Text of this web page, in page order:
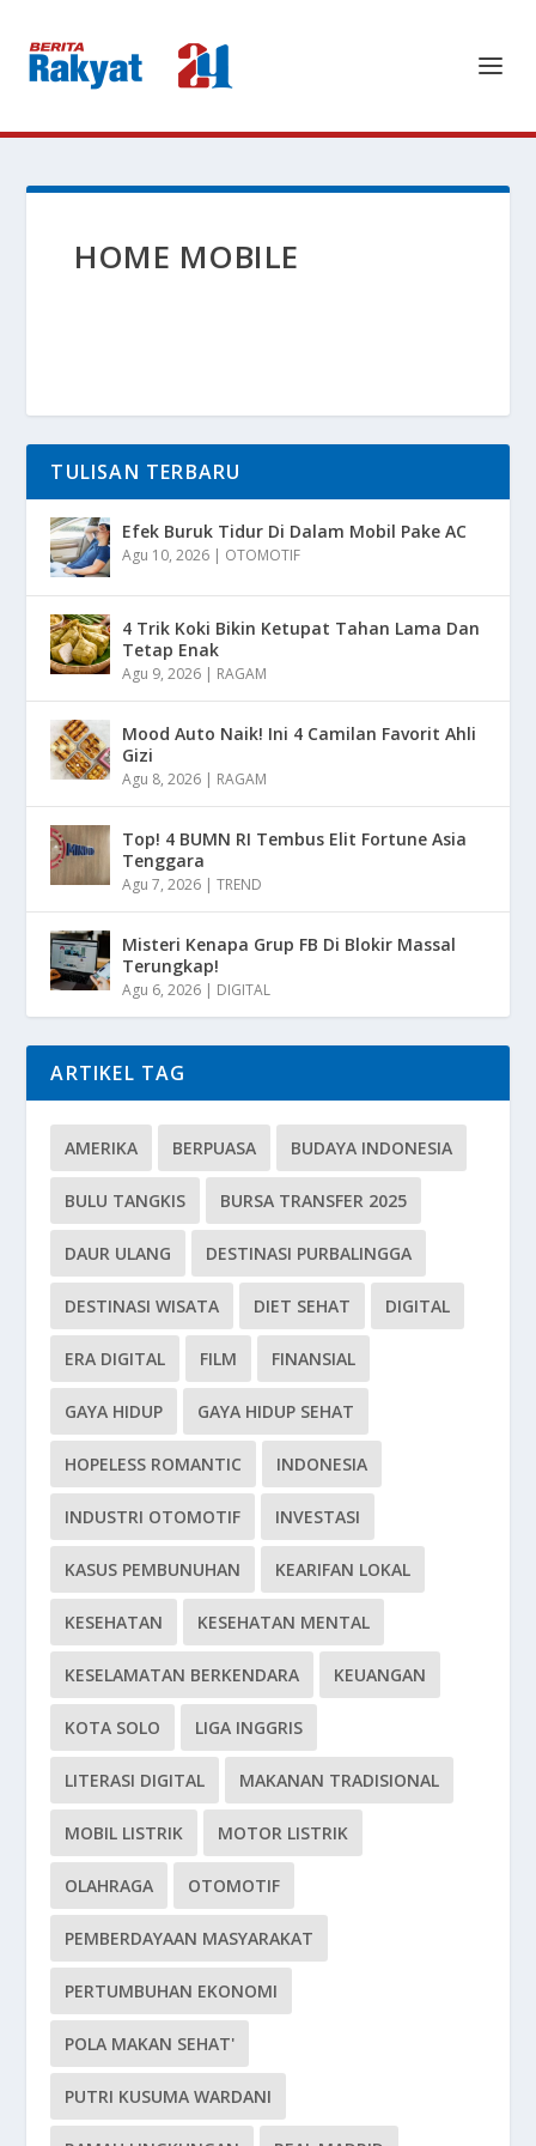
HOME MOBILE
TULISAN TERBARU
Efek Buruk Tidur Di Dalam Mobil Pake AC
Agu 10, 2026 | OTOMOTIF
4 Trik Koki Bikin Ketupat Tahan Lama Dan
Tetap Enak
Agu 9, 2026 | RAGAM
Mood Auto Naik! Ini 4 Camilan Favorit Ahli
Gizi
Agu 8, 2026 | RAGAM
Top! 4 BUMN RI Tembus Elit Fortune Asia
Tenggara
Agu 7, 2026 |TREND
Misteri Kenapa Grup FB Di Blokir Massal
Terungkap!
Agu 6, 2026 | DIGITAL
ARTIKEL TAG
AMERIKA BERPUASA BUDAYA INDONESIA
BULU TANGKIS BURSA TRANSFER 2025
DAUR ULANG DESTINASI PURBALINGGA
DESTINASI WISATA DIET SEHAT DIGITAL
ERA DIGITAL FILM FINANSIAL
GAYA HIDUP GAYA HIDUP SEHAT
HOPELESS ROMANTIC INDONESIA
INDUSTRI OTOMOTIF INVESTASI
KASUS PEMBUNUHAN KEARIFAN LOKAL
KESEHATAN KESEHATAN MENTAL
KESELAMATAN BERKENDARA KEUANGAN
KOTA SOLO LIGA INGGRIS
LITERASI DIGITAL MAKANAN TRADISIONAL
MOBIL LISTRIK MOTOR LISTRIK
OLAHRAGA OTOMOTIF
PEMBERDAYAAN MASYARAKAT
PERTUMBUHAN EKONOMI
POLA MAKAN SEHAT'
PUTRI KUSUMA WARDANI